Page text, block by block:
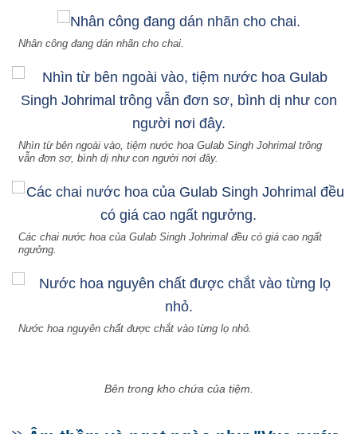
Nhân công đang dán nhãn cho chai.
Nhìn từ bên ngoài vào, tiệm nước hoa Gulab Singh Johrimal trông
vẫn đơn sơ, bình dị như con người nơi đây.
Các chai nước hoa của Gulab Singh Johrimal đều có giá cao ngất
ngưởng.
Nước hoa nguyên chất được chắt vào từng lọ nhỏ.
Bên trong kho chứa của tiệm.